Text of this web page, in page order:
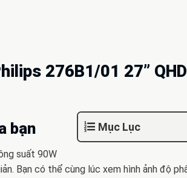
276B1/01 27”
Mục Lục
bạn
suất 90W
Bạn có thể cùng lúc xem hình ảnh độ